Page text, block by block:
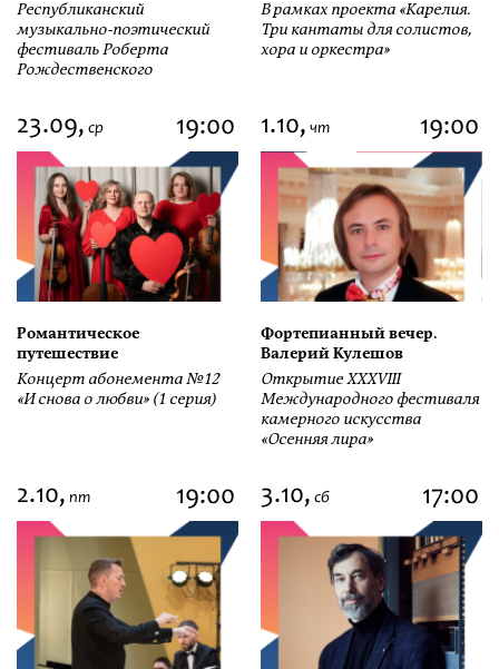
Республиканский
музыкально-поэтический
фестиваль Роберта
Рождественского
В рамках проекта «Карелия.
Три кантаты для солистов,
хора и оркестра»
23.09, ср 19:00
Романтическое
путешествие
Концерт абонемента №12
«И снова о любви» (1 серия)
1.10, чт 19:00
Фортепианный вечер.
Валерий Кулешов
Открытие ХХХVIII
Международного фестиваля
камерного искусства
«Осенняя лира»
2.10, пт 19:00 3.10, сб 17:00